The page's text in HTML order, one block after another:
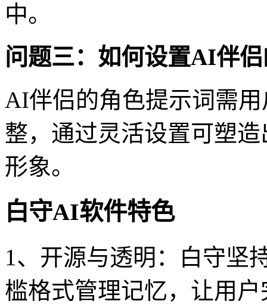
中。
问题三：如何设置AI伴
AI伴侣的角色提示词需
整，通过灵活设置可塑
形象。
白守AI软件特色
1、开源与透明：白守坚
槛格式管理记忆，让用